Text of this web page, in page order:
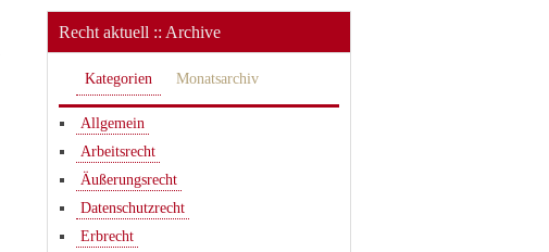
Recht aktuell :: Archive
Kategorien Monatsarchiv
Allgemein
Arbeitsrecht
Äußerungsrecht
Datenschutzrecht
Erbrecht